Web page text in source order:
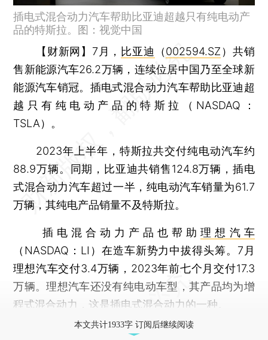
插电式混合动力汽车帮助比亚迪超越只有纯电动产
品的特斯拉。图：视觉中国
【财新网】 7月， 比亚迪 （002594.SZ ）共销
售新能源汽车26.2万辆，连续位居中国乃至全球新
能源汽车销冠。插电式混合动力汽车帮助比亚迪超
越只有纯电动产品的特斯拉（NASDAQ：
TSLA）。
2023年上半年，特斯拉共交付纯电动汽车约
88.9万辆。同期，比亚迪共销售124.8万辆，插电
式混合动力汽车超过一半，纯电动汽车销量为61.7
万辆，其纯电产品销量不及特斯拉。
插电混合动力产品也帮助理想汽车
（NASDAQ：LI）在造车新势力中拔得头筹。7月
理想汽车交付3.4万辆，2023年前七个月交付17.3
万辆。理想汽车还没有纯电动车型，其产品均为增
程式混合动力，这是插电式混合动力的一种。
本文共计1933字 订阅后继续阅读